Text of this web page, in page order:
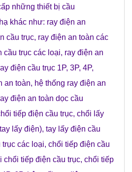
những thiết bị cầu
khác như: ray điện an
cầu trục, ray điện an toàn các
cầu trục các loại, ray điện an
điện cầu trục 1P, 3P, 4P,
an toàn, hệ thống ray điện an
điện an toàn dọc cầu
tiếp điện cầu trục, chổi lấy
lấy điện), tay lấy điện cầu
các loại, chổi tiếp điện cầu
chổi tiếp điện cầu trục, chổi tiếp